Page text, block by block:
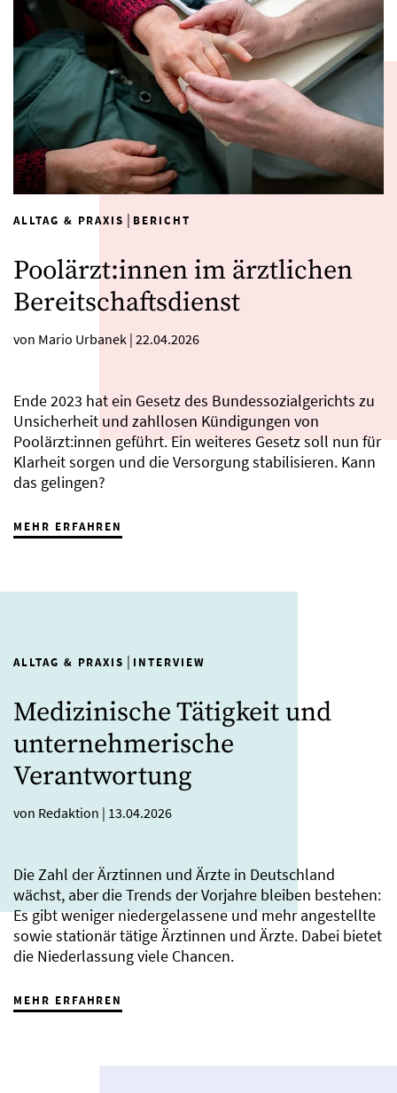
ALLTAG & PRAXIS | BERICHT
Poolärzt:innen im ärztlichen
Bereitschaftsdienst
von Mario Urbanek | 22.04.2026
Ende 2023 hat ein Gesetz des Bundessozialgerichts zu
Unsicherheit und zahllosen Kündigungen von
Poolärzt:innen geführt. Ein weiteres Gesetz soll nun für
Klarheit sorgen und die Versorgung stabilisieren. Kann
das gelingen?
MEHR ERFAHREN
ALLTAG & PRAXIS | INTERVIEW
Medizinische Tätigkeit und
unternehmerische
Verantwortung
von Redaktion | 13.04.2026
Die Zahl der Ärztinnen und Ärzte in Deutschland
wächst, aber die Trends der Vorjahre bleiben bestehen:
Es gibt weniger niedergelassene und mehr angestellte
sowie stationär tätige Ärztinnen und Ärzte. Dabei bietet
die Niederlassung viele Chancen.
MEHR ERFAHREN